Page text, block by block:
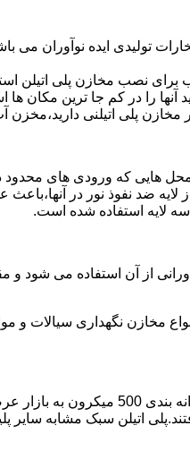
حجم 30 هزار لیتر نیز از دیگر
نصب مخازن پلی اتیلن
را در کم جا ترین مکان ها
پلی اتیلنی دارید،مخزن آب
هایی که ورودی های محدود
لایه ضد نفوذ نور در
لایه استفاده شده است.
مخازن نگهداری
در سال 1961 میلادی کمپانی
اتیلن سبک مشابه سایر